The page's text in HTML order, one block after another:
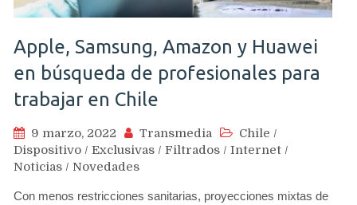
Apple, Samsung, Amazon y Huawei
en búsqueda de profesionales para
trabajar en Chile
9 marzo, 2022 Transmedia Chile /
Dispositivo / Exclusivas / Filtrados / Internet /
Noticias / Novedades
Con menos restricciones sanitarias, proyecciones mixtas de